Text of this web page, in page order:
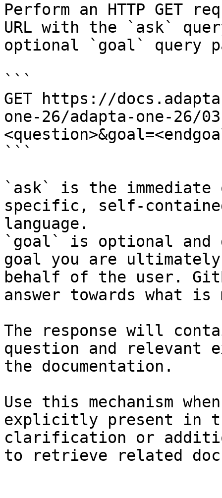
Perform an HTTP GET
URL with the `ask`
optional `goal` query
```
GET https://
one-26/adapta-one-26/
```
`ask` is the
specific, self-
language.
`goal` is optional and
goal you are
behalf of the user.
answer towards what
The response will
question and relevant
the documentation.
Use this mechanism
explicitly present in
clarification or